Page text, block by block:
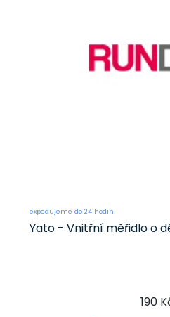
expedujeme do 24 hodin
Yato - Vnitřní měřidlo o
190